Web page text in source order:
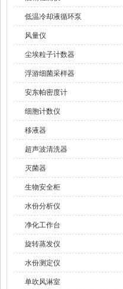
低温冷却液循环泵
风量仪
尘埃粒子计数器
浮游细菌采样器
安东帕密度计
细胞计数仪
移液器
超声波清洗器
灭菌器
生物安全柜
水份分析仪
净化工作台
旋转蒸发仪
水份测定仪
单吹风淋室